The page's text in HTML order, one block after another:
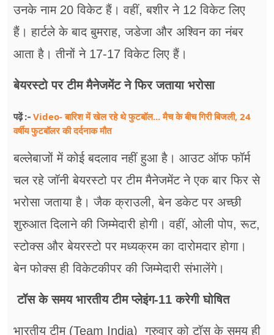
उनके नाम 20 विकेट हैं। वहीं, बशीर ने 12 विकेट लिए
हैं। हार्टले के बाद बुमराह, जडेजा और अश्विन का नंबर
आता है। तीनों ने 17-17 विकेट लिए हैं।
बेयरस्टो पर टीम मैनेजमेंट ने फिर जताया भरोसा
पढ़ें :- Video- बारिश में खेल रहे थे फुटबॉल... मैच के बीच गिरी बिजली, 24
वर्षीय फुटबॉलर की दर्दनाक मौत
बल्लेबाजों में कोई बदलाव नहीं हुआ है। आउट ऑफ फॉर्म
चल रहे जॉनी बेयरस्टो पर टीम मैनेजमेंट ने एक बार फिर से
भरोसा जताया है। जैक क्राउली, बेन डकेट पर अच्छी
शुरुआत दिलाने की जिम्मेदारी होगी। वहीं, ओली पोप, रूट,
स्टोक्स और बेयरस्टो पर मध्यक्रम का दारोमदार होगा।
बेन फोक्स ही विकेटकीपर की जिम्मेदारी संभालेंगे।
टॉस के समय भारतीय टीम प्लेइंग-11 करेगी घोषित
भारतीय टीम (Team India) गुरुवार को टॉस के समय ही